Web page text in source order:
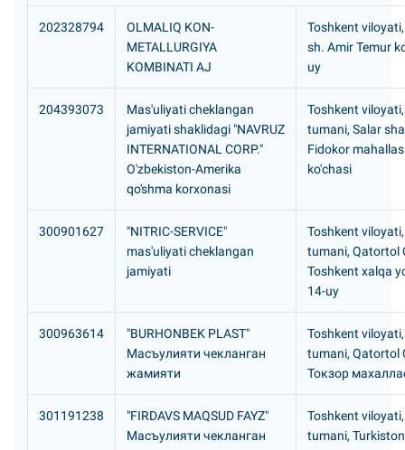
202328794
OLMALIQ KON-
METALLURGIYA
KOMBINATI AJ
Toshkent
sh. Amir Temur
uy
204393073
Mas'uliyati cheklangan
jamiyati shaklidagi "NAVRUZ
INTERNATIONAL CORP."
O'zbekiston-Amerika
qo'shma korxonasi
Toshkent
tumani, Salar
Fidokor
ko'chasi
300901627
"NITRIC-SERVICE"
mas'uliyati cheklangan
jamiyati
Toshkent
tumani, Qatortol
Toshkent xalqa
14-uy
300963614
"BURHONBEK PLAST"
Масъулияти чекланган
жамияти
Toshkent
tumani, Qatortol
Токзор
301191238
"FIRDAVS MAQSUD FAYZ"
Масъулияти чекланган
Toshkent
tumani,